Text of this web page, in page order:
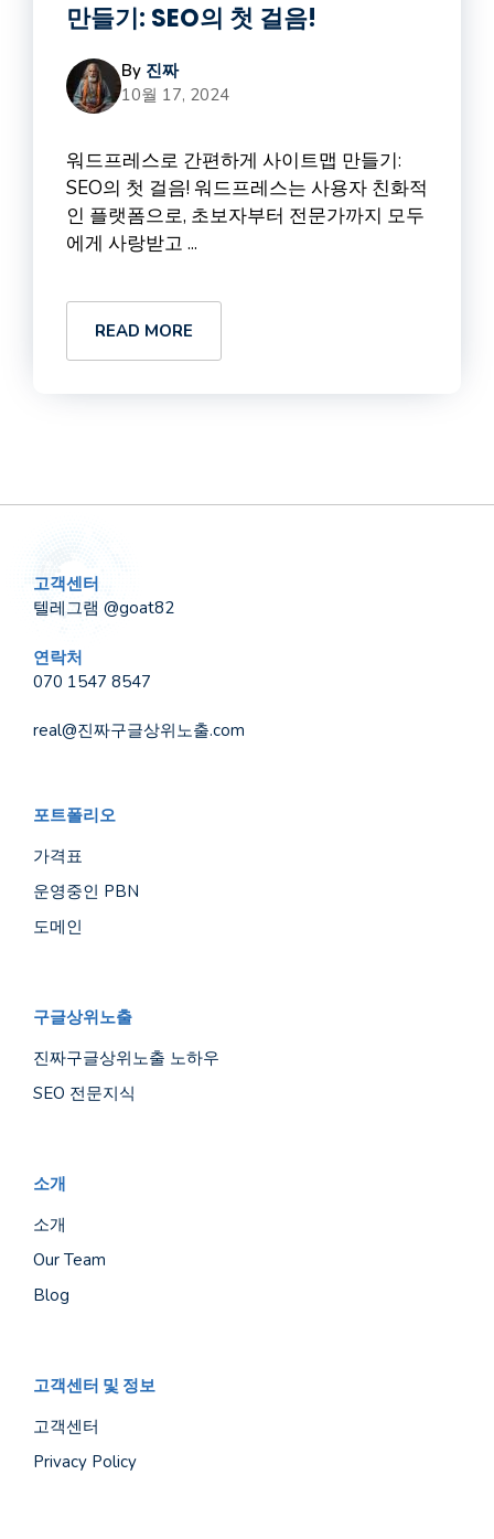
만들기: SEO의 첫 걸음!
By 진짜
10월 17, 2024
워드프레스로 간편하게 사이트맵 만들기:
SEO의 첫 걸음! 워드프레스는 사용자 친화적
인 플랫폼으로, 초보자부터 전문가까지 모두
에게 사랑받고 ...
READ MORE
고객센터
텔레그램 @goat82
연락처
070 1547 8547
real@진짜구글상위노출.com
포트폴리오
가격표
운영중인 PBN
도메인
구글상위노출
진짜구글상위노출 노하우
SEO 전문지식
소개
소개
Our Team
Blog
고객센터 및 정보
고객센터
Privacy Policy